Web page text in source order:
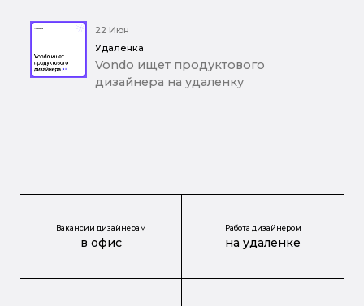
22 Июн
Удаленка
Vondo ищет продуктового
дизайнера на удаленку
Вакансии дизайнерам
в офис
Работа дизайнером
на удаленке